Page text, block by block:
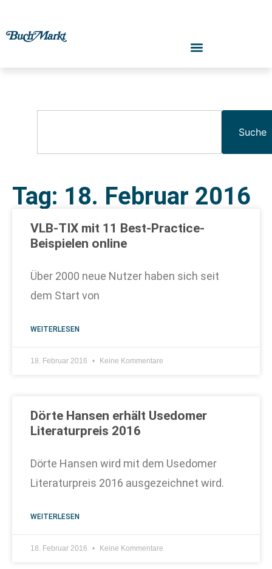
Suche
Tag: 18. Februar 2016
VLB-TIX mit 11 Best-Practice-
Beispielen online
Über 2000 neue Nutzer haben sich seit
dem Start von
WEITERLESEN
18. Februar 2016 Keine Kommentare
Dörte Hansen erhält Usedomer
Literaturpreis 2016
Dörte Hansen wird mit dem Usedomer
Literaturpreis 2016 ausgezeichnet wird.
WEITERLESEN
18. Februar 2016 Keine Kommentare